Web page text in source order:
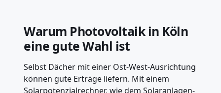
Warum Photovoltaik in Köln
eine gute Wahl ist
Selbst Dächer mit einer Ost-West-Ausrichtung
können gute Erträge liefern. Mit einem
Solarpotenzialrechner, wie dem Solaranlagen-